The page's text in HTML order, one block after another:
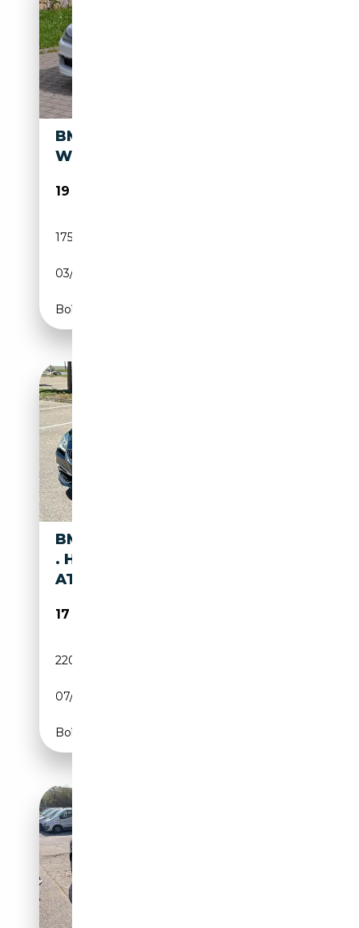
BMW 640 D XDRIVE CABRIO
WEISS * M SPORT EDITION *
19 950€
175 000 km
03/2013
Boîte automatique
BMW 640 640 D GRAN COUPÉ
. HEAD-UP . SOFT CLOSS .
ATM !
17 400€
220 000 km
07/2015
Boîte automatique